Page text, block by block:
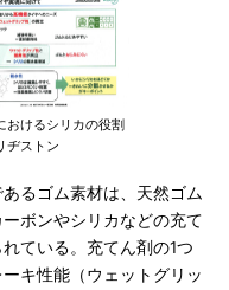
おけるシリカの役割
ヂストン
るゴム素材は、天然ゴム
ボンやシリカなどの充て
ている。充てん剤の1つ
キ性能（ウェットグリッ